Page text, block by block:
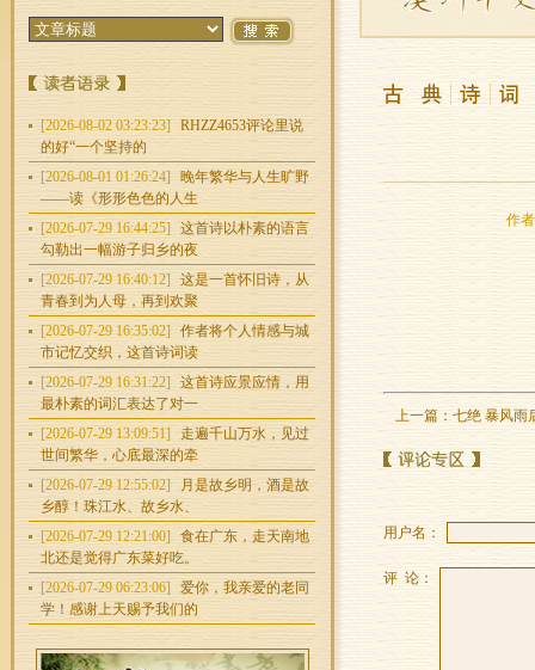
[2026-08-02 03:23:23]
RHZZ4653评论里说
的好“一个坚持的
[2026-08-01 01:26:24]
晚年繁华与人生旷野
——读《形形色色的人生
[2026-07-29 16:44:25]
这首诗以朴素的语言
勾勒出一幅游子归乡的夜
[2026-07-29 16:40:12]
这是一首怀旧诗，从
青春到为人母，再到欢聚
[2026-07-29 16:35:02]
作者将个人情感与城
市记忆交织，这首诗词读
[2026-07-29 16:31:22]
这首诗应景应情，用
最朴素的词汇表达了对一
[2026-07-29 13:09:51]
走遍千山万水，见过
世间繁华，心底最深的牵
[2026-07-29 12:55:02]
月是故乡明，酒是故
乡醇！珠江水、故乡水、
[2026-07-29 12:21:00]
食在广东，走天南地
北还是觉得广东菜好吃。
[2026-07-29 06:23:06]
爱你，我亲爱的老同
学！感谢上天赐予我们的
作
上一篇： 七绝 暴风雨
用户名：
评 论：